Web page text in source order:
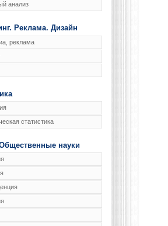
анализ
Реклама. Дизайн
реклама
статистика
науки